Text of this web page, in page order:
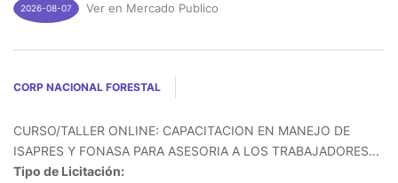
2026-08-07 Ver en Mercado Publico
CORP NACIONAL FORESTAL
CURSO/TALLER ONLINE: CAPACITACION EN MANEJO DE
ISAPRES Y FONASA PARA ASESORIA A LOS TRABAJADORES...
Tipo de Licitación: